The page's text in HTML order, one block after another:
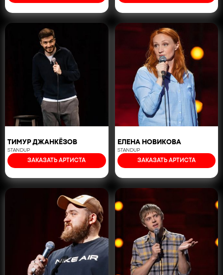
ТИМУР ДЖАНКЁЗОВ
STANDUP
ЗАКАЗАТЬ АРТИСТА
ЕЛЕНА НОВИКОВА
STANDUP
ЗАКАЗАТЬ АРТИСТА